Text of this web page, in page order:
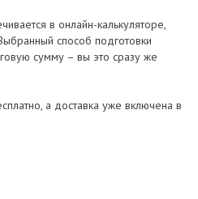
в онлайн-калькуляторе,
способ подготовки
сумму – вы это сразу же
а доставка уже включена в